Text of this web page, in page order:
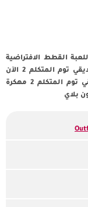
القطط الافتراضية
الممتعة هذه.. قم بتحميل لعبة تحميل لعبة صديقي توم المتكلم 2 الآن
مجاناً من مود ابك داون بلاي تحميل لعبة صديقي توم المتكلم 2 مهكرة